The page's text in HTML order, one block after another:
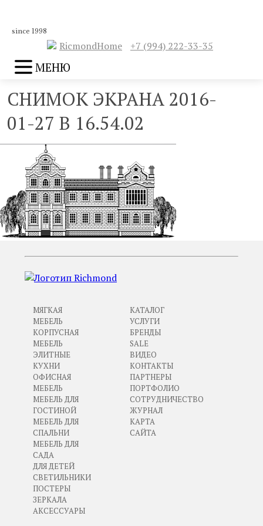
since 1998
RicmondHome +7 (994) 222-33-35
МЕНЮ
СНИМОК ЭКРАНА 2016-
01-27 В 16.54.02
МЯГКАЯ
МЕБЕЛЬ
КОРПУСНАЯ
МЕБЕЛЬ
ЭЛИТНЫЕ
КУХНИ
ОФИСНАЯ
МЕБЕЛЬ
МЕБЕЛЬ ДЛЯ
ГОСТИНОЙ
МЕБЕЛЬ ДЛЯ
СПАЛЬНИ
МЕБЕЛЬ ДЛЯ
САДА
ДЛЯ ДЕТЕЙ
СВЕТИЛЬНИКИ
ПОСТЕРЫ
ЗЕРКАЛА
АКСЕССУАРЫ
КАТАЛОГ
УСЛУГИ
БРЕНДЫ
SALE
ВИДЕО
КОНТАКТЫ
ПАРТНЕРЫ
ПОРТФОЛИО
СОТРУДНИЧЕСТВО
ЖУРНАЛ
КАРТА
САЙТА